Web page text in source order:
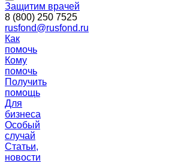
Защитим врачей
8 (800) 250 7525
rusfond@rusfond.ru
Как
помочь
Кому
помочь
Получить
помощь
Для
бизнеса
Особый
случай
Статьи,
новости